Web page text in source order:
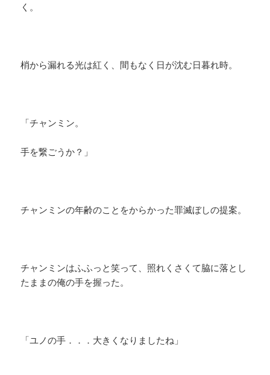
く。
梢から漏れる光は紅く、間もなく日が沈む日暮れ時。
「チャンミン。
手を繋ごうか？」
チャンミンの年齢のことをからかった罪滅ぼしの提案。
チャンミンはふふっと笑って、照れくさくて脇に落とし
たままの俺の手を握った。
「ユノの手．．．大きくなりましたね」